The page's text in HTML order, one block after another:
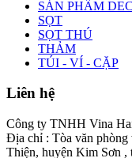
SẢN PHẨM
SỌT
SỌT THÚ
THẢM
TÚI - VÍ - CẶP
Liên hệ
Công ty TNHH Vina
Địa chỉ : Tòa văn phòng
Thiện, huyện Kim Sơn